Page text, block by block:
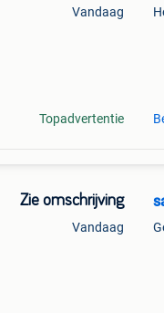
Vandaag
Topadvertentie
Zie omschrijving
Vandaag